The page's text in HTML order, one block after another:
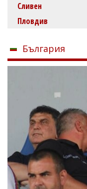
Сливен
Пловдив
България